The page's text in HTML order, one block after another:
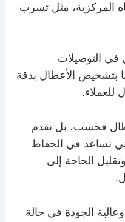
المركزية، مثل تسرب
في التوصيلات
بتشخيص الأعطال بدقة
للعملاء.
فحسب، بل نقدم
تساعد في الحفاظ
الحاجة إلى
الجودة في حالة